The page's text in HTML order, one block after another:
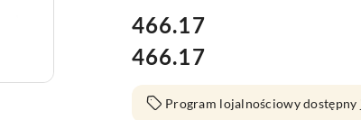
cena:
466.17
Cena:
466.17
Program lojalnościowy